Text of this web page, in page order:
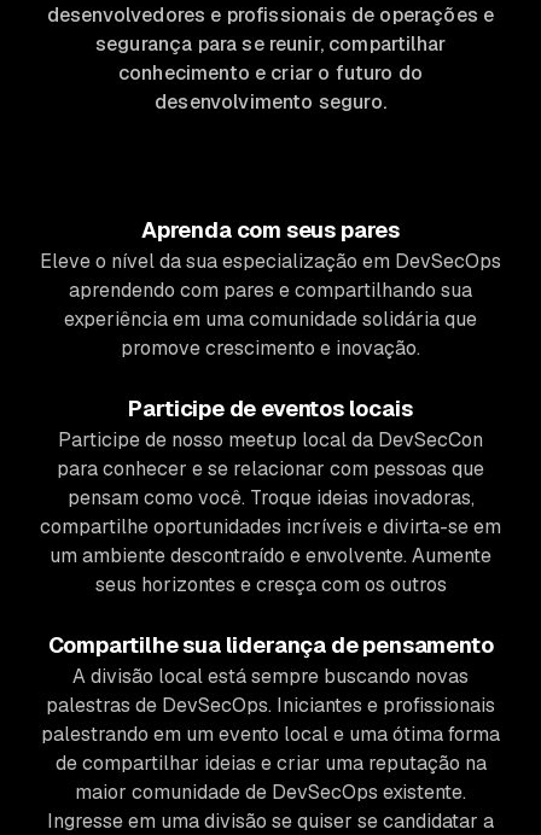
desenvolvedores e profissionais de operações e
segurança para se reunir, compartilhar
conhecimento e criar o futuro do
desenvolvimento seguro.
Aprenda com seus pares
Eleve o nível da sua especialização em DevSecOps
aprendendo com pares e compartilhando sua
experiência em uma comunidade solidária que
promove crescimento e inovação.
Participe de eventos locais
Participe de nosso meetup local da DevSecCon
para conhecer e se relacionar com pessoas que
pensam como você. Troque ideias inovadoras,
compartilhe oportunidades incríveis e divirta-se em
um ambiente descontraído e envolvente. Aumente
seus horizontes e cresça com os outros
Compartilhe sua liderança de pensamento
A divisão local está sempre buscando novas
palestras de DevSecOps. Iniciantes e profissionais
palestrando em um evento local e uma ótima forma
de compartilhar ideias e criar uma reputação na
maior comunidade de DevSecOps existente.
Ingresse em uma divisão se quiser se candidatar a